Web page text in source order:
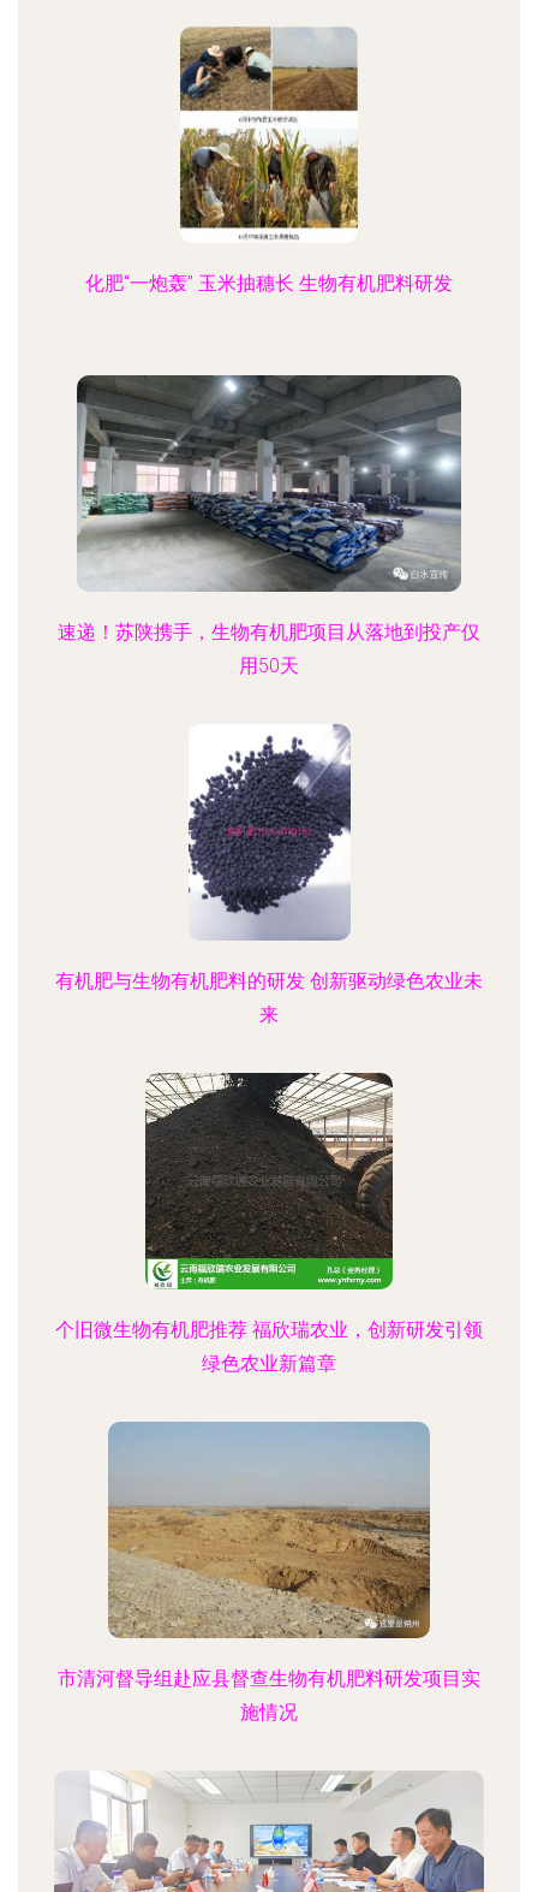
化肥“一炮轰” 玉米抽穗长 生物有机肥料研发
速递！苏陕携手，生物有机肥项目从落地到投产仅
用50天
有机肥与生物有机肥料的研发 创新驱动绿色农业未
来
个旧微生物有机肥推荐 福欣瑞农业，创新研发引领
绿色农业新篇章
市清河督导组赴应县督查生物有机肥料研发项目实
施情况